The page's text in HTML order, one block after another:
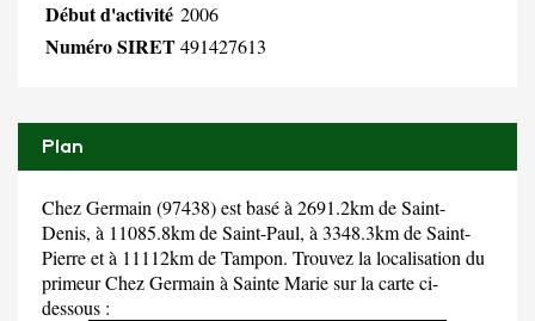
Début d'activité 2006
Numéro SIRET491427613
Plan
Chez Germain (97438) est basé à 2691.2km de Saint-
Denis, à 11085.8km de Saint-Paul, à 3348.3km de Saint-
Pierre et à 11112km de Tampon. Trouvez la localisation du
primeur Chez Germain à Sainte Marie sur la carte ci-
dessous :